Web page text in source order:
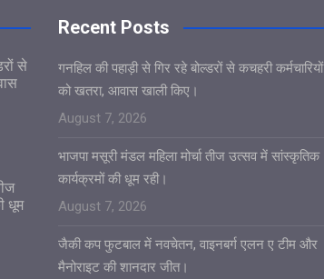
से
धूम
Recent Posts
गनहिल की पहाड़ी से गिर रहे बोल्डरों से कचहरी कर्मचारियों
को खतरा, आवास खाली किए।
August 7, 2026
भाजपा मसूरी मंडल महिला मोर्चा तीज उत्सव में सांस्कृतिक
कार्यक्रमों की धूम रही।
August 7, 2026
जैकी कप फुटबाल में नवचेतन, वाइनबर्ग एलन ए टीम और
मैनोराइट की शानदार जीत।